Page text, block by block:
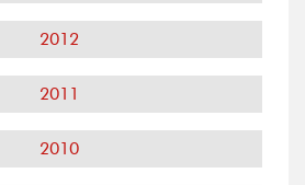
2012
2011
2010